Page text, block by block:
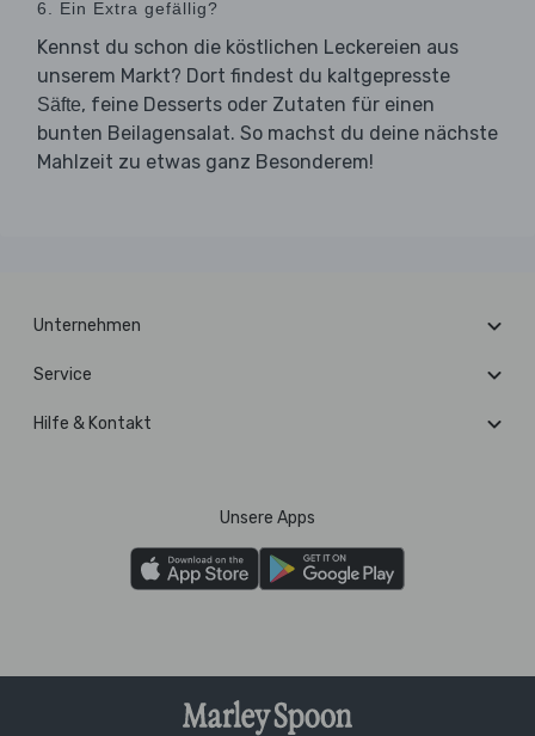
6. Ein Extra gefällig?
Kennst du schon die köstlichen Leckereien aus
unserem Markt? Dort findest du kaltgepresste
Säfte, feine Desserts oder Zutaten für einen
bunten Beilagensalat. So machst du deine nächste
Mahlzeit zu etwas ganz Besonderem!
Unternehmen
Service
Hilfe & Kontakt
Unsere Apps